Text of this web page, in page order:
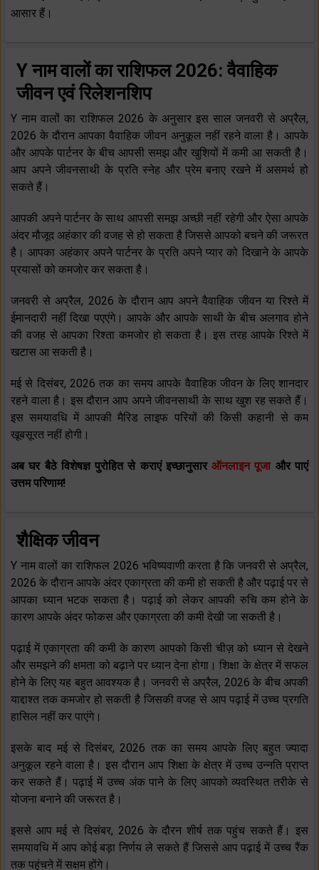
आसार हैं।
Y नाम वालों का राशिफल 2026: वैवाहिक
जीवन एवं रिलेशनशिप
Y नाम वालों का राशिफल 2026 के अनुसार इस साल जनवरी से अप्रैल,
2026 के दौरान आपका वैवाहिक जीवन अनुकूल नहीं रहने वाला है। आपके
और आपके पार्टनर के बीच आपसी समझ और खुशियों में कमी आ सकती है।
आप अपने जीवनसाथी के प्रति स्‍नेह और प्रेम बनाए रखने में असमर्थ हो
सकते हैं।
आपकी अपने पार्टनर के साथ आपसी समझ अच्‍छी नहीं रहेगी और ऐसा आपके
अंदर मौजूद अहंकार की वजह से हो सकता है जिससे आपको बचने की जरूरत
है। आपका अहंकार अपने पार्टनर के प्रति अपने प्‍यार को दिखाने के आपके
प्रयासों को कमजोर कर सकता है।
जनवरी से अप्रैल, 2026 के दौरान आप अपने वैवाहिक जीवन या रिश्‍ते में
ईमानदारी नहीं दिखा पएएंगे। आपके और आपके साथी के बीच अलगाव होने
की वजह से आपका रिश्‍ता कमजोर हो सकता है। इस तरह आपके रिश्‍ते में
खटास आ सकती है।
मई से दिसंबर, 2026 तक का समय आपके वैवाहिक जीवन के लिए शानदार
रहने वाला है। इस दौरान आप अपने जीवनसाथी के साथ खुश रह सकते हैं।
इस समयावधि में आपकी मैरिड लाइफ परियों की किसी कहानी से कम
खूबसूरत नहीं होगी।
अब घर बैठे विशेषज्ञ पुरोहित से कराएं इच्छानुसारऑनलाइन पूजा और पाएं
उत्तम परिणाम!
शैक्षिक जीवन
Y नाम वालों का राशिफल 2026 भविष्‍यवाणी करता है कि जनवरी से अप्रैल,
2026 के दौरान आपके अंदर एकाग्रता की कमी हो सकती है और पढ़ाई पर से
आपका ध्‍यान भटक सकता है। पढ़ाई को लेकर आपकी रुचि कम होने के
कारण आपके अंदर फोकस और एकाग्रता की कमी देखी जा सकती है।
पढ़ाई में एकाग्रता की कमी के कारण आपको किसी चीज़ को ध्‍यान से देखने
और समझने की क्षमता को बढ़ाने पर ध्‍यान देना होगा। शिक्षा के क्षेत्र में सफल
होने के लिए यह बहुत आवश्‍यक है। जनवरी से अप्रैल, 2026 के बीच अपकी
याद्दाश्‍त तक कमजोर हो सकती है जिसकी वजह से आप पढ़ाई में उच्‍च प्रगति
हासिल नहीं कर पाएंगे।
इसके बाद मई से दिसंबर, 2026 तक का समय आपके लिए बहुत ज्‍यादा
अनुकूल रहने वाला है। इस दौरान आप शिक्षा के क्षेत्र में उच्‍च उन्‍नति प्राप्‍त
कर सकते हैं। पढ़ाई में उच्‍च अंक पाने के लिए आपको व्‍यवस्थित तरीके से
योजना बनाने की जरूरत है।
इससे आप मई से दिसंबर, 2026 के दौरन शीर्ष तक पहुंच सकते हैं। इस
समयावधि में आप कोई बड़ा निर्णय ले सकते हैं जिससे आप पढ़ाई में उच्‍च रैंक
तक पहुंचने में सक्षम होंगे।